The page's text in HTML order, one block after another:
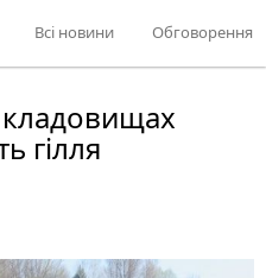
Всі новини Обговорення
гілля